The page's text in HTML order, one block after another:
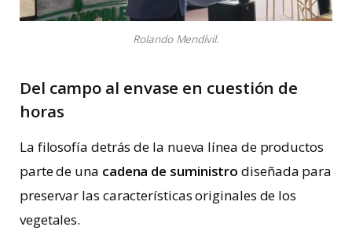
Rolando Mendívil.
Del campo al envase en cuestión de
horas
La filosofía detrás de la nueva línea de productos
parte de una cadena de suministro diseñada para
preservar las características originales de los
vegetales.